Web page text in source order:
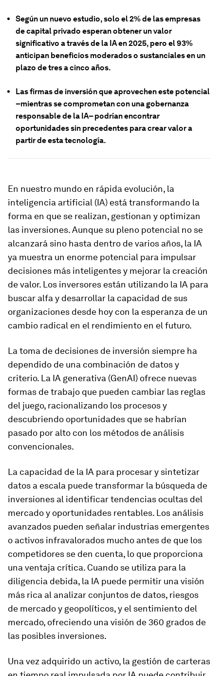
Según un nuevo estudio, solo el 2% de las empresas
de capital privado esperan obtener un valor
significativo a través de la IA en 2025, pero el 93%
anticipan beneficios moderados o sustanciales en un
plazo de tres a cinco años.
Las firmas de inversión que aprovechen este potencial
–mientras se comprometan con una gobernanza
responsable de la IA– podrían encontrar
oportunidades sin precedentes para crear valor a
partir de esta tecnología.
En nuestro mundo en rápida evolución, la
inteligencia artificial (IA) está transformando la
forma en que se realizan, gestionan y optimizan
las inversiones. Aunque su pleno potencial no se
alcanzará sino hasta dentro de varios años, la IA
ya muestra un enorme potencial para impulsar
decisiones más inteligentes y mejorar la creación
de valor. Los inversores están utilizando la IA para
buscar alfa y desarrollar la capacidad de sus
organizaciones desde hoy con la esperanza de un
cambio radical en el rendimiento en el futuro.
La toma de decisiones de inversión siempre ha
dependido de una combinación de datos y
criterio. La IA generativa (GenAI) ofrece nuevas
formas de trabajo que pueden cambiar las reglas
del juego, racionalizando los procesos y
descubriendo oportunidades que se habrían
pasado por alto con los métodos de análisis
convencionales.
La capacidad de la IA para procesar y sintetizar
datos a escala puede transformar la búsqueda de
inversiones al identificar tendencias ocultas del
mercado y oportunidades rentables. Los análisis
avanzados pueden señalar industrias emergentes
o activos infravalorados mucho antes de que los
competidores se den cuenta, lo que proporciona
una ventaja crítica. Cuando se utiliza para la
diligencia debida, la IA puede permitir una visión
más rica al analizar conjuntos de datos, riesgos
de mercado y geopolíticos, y el sentimiento del
mercado, ofreciendo una visión de 360 grados de
las posibles inversiones.
Una vez adquirido un activo, la gestión de carteras